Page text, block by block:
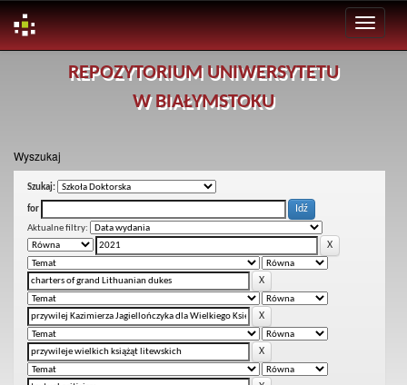
REPOZYTORIUM UNIWERSYTETU
W BIAŁYMSTOKU
Wyszukaj
Szukaj:
for
Aktualne filtry: